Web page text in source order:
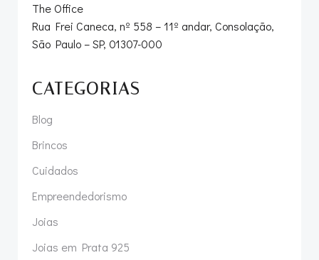
The Office
Rua Frei Caneca, nº 558 – 11º andar, Consolação,
São Paulo – SP, 01307-000
CATEGORIAS
Blog
Brincos
Cuidados
Empreendedorismo
Joias
Joias em Prata 925